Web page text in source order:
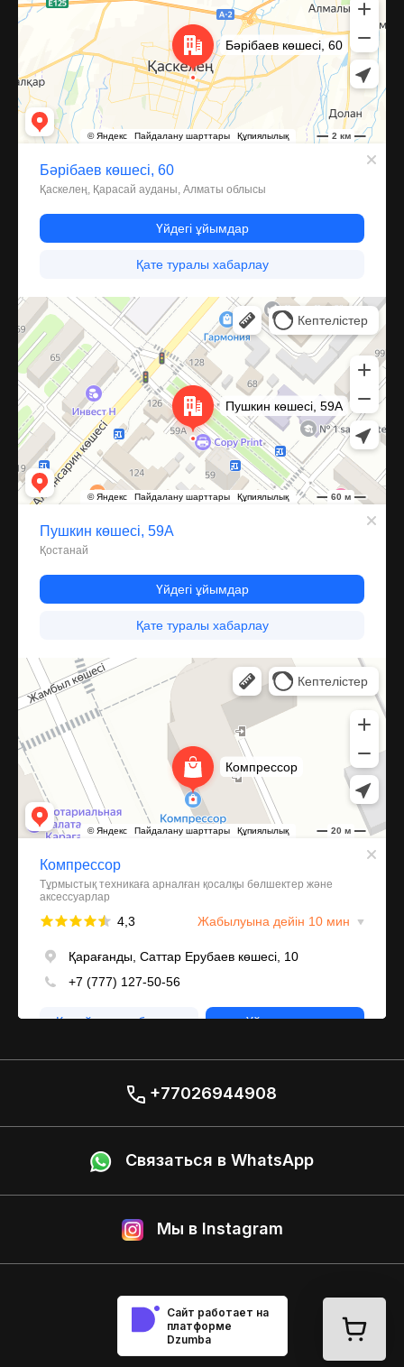
Костанай
Улица Пушкина, 59А — Яндекс Карты
Компрессор
Запчасти и аксессуары для бытовой техники в Караганде
+77026944908
Связаться в WhatsApp
Мы в Instagram
Сайт работает на
платформе
Dzumba